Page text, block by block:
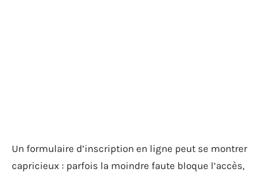
Un formulaire d’inscription en ligne peut se montrer
capricieux : parfois la moindre faute bloque l’accès,